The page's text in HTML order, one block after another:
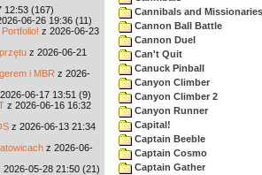
12:53 (167)
06-26 19:36 (11)
z 2026-06-23
z 2026-06-21
i MBR z 2026-
06-17 13:51 (9)
z 2026-06-16 16:32
z 2026-06-13 21:34
z 2026-06-
2026-05-28 21:50 (21)
Cannibals and Missionaries
Cannon Ball Battle
Cannon Duel
Can't Quit
Canuck Pinball
Canyon Climber
Canyon Climber 2
Canyon Runner
Capital!
Captain Beeble
Captain Cosmo
Captain Gather